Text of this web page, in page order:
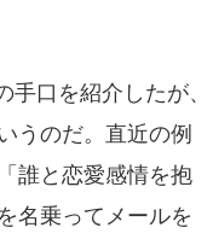
口を紹介したが、
うのだ。直近の例
誰と恋愛感情を抱
名乗ってメールを